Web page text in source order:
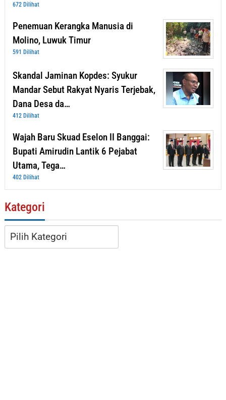
672 Dilihat
Penemuan Kerangka Manusia di
Molino, Luwuk Timur
591 Dilihat
Skandal Jaminan Kopdes: Syukur
Mandar Sebut Rakyat Nyaris Terjebak,
Dana Desa da…
412 Dilihat
Wajah Baru Skuad Eselon II Banggai:
Bupati Amirudin Lantik 6 Pejabat
Utama, Tega…
402 Dilihat
Kategori
Kategori